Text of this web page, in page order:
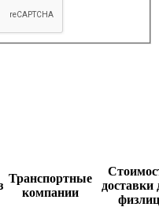
Транспортные
компании
доставки
физлиц